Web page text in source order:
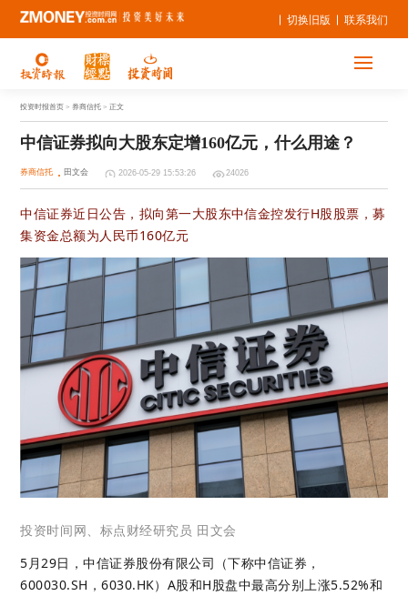
联系我们
切换旧版
投资时报首页 > 券商信托 > 正文
中信证券拟向大股东定增160亿元，什么用途？
券商信托 田文会 2026-05-29 15:53:26 24026
中信证券近日公告，拟向第一大股东中信金控发行H股股票，募
集资金总额为人民币160亿元
投资时间网、标点财经研究员 田文会
5月29日，中信证券股份有限公司（下称中信证券，
600030.SH，6030.HK）A股和H股盘中最高分别上涨5.52%和